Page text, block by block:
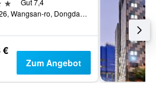
Gut 7,4
226, Wangsan-ro, Dongdaemun-gu, Seoul, Südkorea
€
Zum Angebot